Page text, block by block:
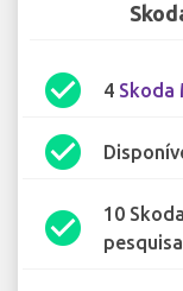
check_circle 4 Skoda
check_circle
check_circle
10